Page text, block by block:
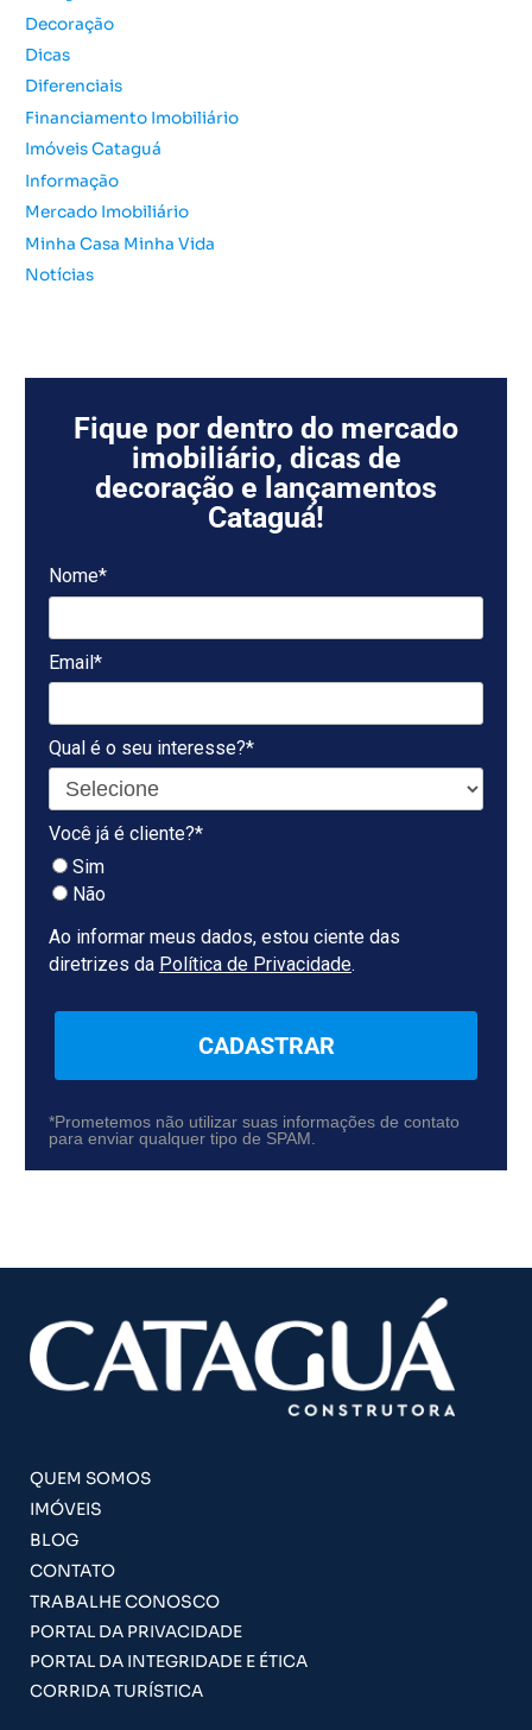
p
o
r
:
Decoração
Dicas
Diferenciais
Financiamento Imobiliário
Imóveis Cataguá
Informação
Mercado Imobiliário
Minha Casa Minha Vida
Notícias
Fique por dentro do mercado
imobiliário, dicas de
decoração e lançamentos
Cataguá!
Nome*
Email*
Qual é o seu interesse?*
Você já é cliente?*
Sim
Não
Ao informar meus dados, estou ciente das
diretrizes da Política de Privacidade.
CADASTRAR
*Prometemos não utilizar suas informações de contato
para enviar qualquer tipo de SPAM.
QUEM SOMOS
IMÓVEIS
BLOG
CONTATO
TRABALHE CONOSCO
PORTAL DA PRIVACIDADE
PORTAL DA INTEGRIDADE E ÉTICA
CORRIDA TURÍSTICA